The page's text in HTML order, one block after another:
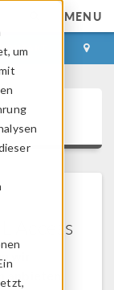
um
MENU
Access
wir
anbieten.